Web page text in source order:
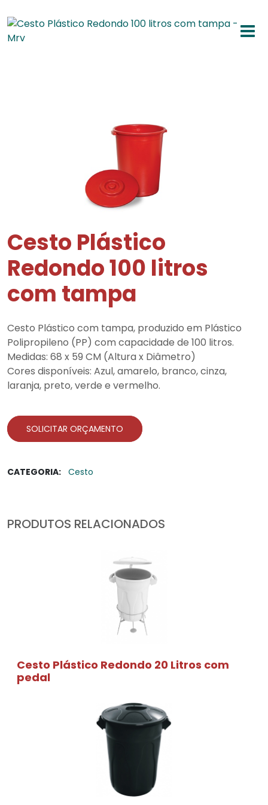
Cesto Plástico
Redondo 100 litros
com tampa
Cesto Plástico com tampa, produzido em Plástico
Polipropileno (PP) com capacidade de 100 litros.
Medidas: 68 x 59 CM (Altura x Diâmetro)
Cores disponíveis: Azul, amarelo, branco, cinza,
laranja, preto, verde e vermelho.
SOLICITAR ORÇAMENTO
CATEGORIA: Cesto
PRODUTOS RELACIONADOS
Cesto Plástico Redondo 20 Litros com
pedal